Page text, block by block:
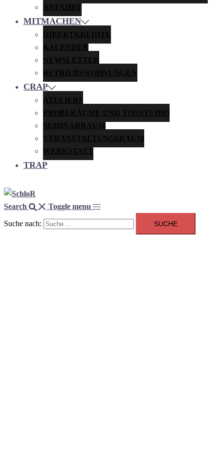
ANFAHRT
MITMACHEN
DIREKTKREDITE
KALENDER
NEWSLETTER
BETRIEBSWOHNUNGEN
CRAP
ATELIERS
PROBERÄUME UND TONSTUDIO
SEMINARRAUM
VERANSTALTUNGSRAUM
WERKSTATT
TRAP
Search Toggle menu
Suche nach: